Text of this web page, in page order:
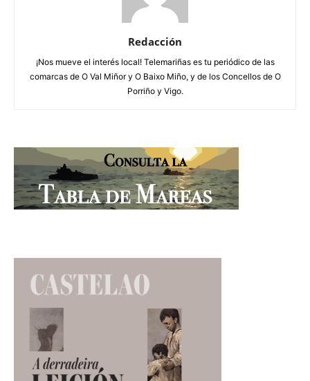
Redacción
¡Nos mueve el interés local! Telemariñas es tu periódico de las
comarcas de O Val Miñor y O Baixo Miño, y de los Concellos de O
Porriño y Vigo.